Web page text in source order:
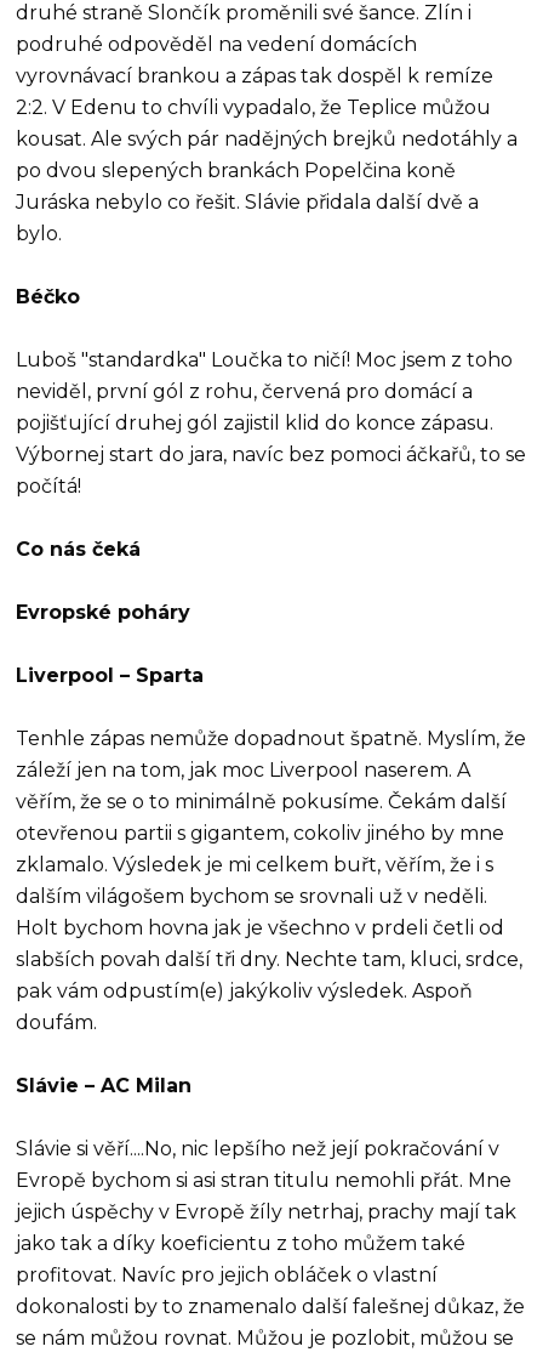
druhé straně Slončík proměnili své šance. Zlín i
podruhé odpověděl na vedení domácích
vyrovnávací brankou a zápas tak dospěl k remíze
2:2. V Edenu to chvíli vypadalo, že Teplice můžou
kousat. Ale svých pár nadějných brejků nedotáhly a
po dvou slepených brankách Popelčina koně
Juráska nebylo co řešit. Slávie přidala další dvě a
bylo.
Béčko
Luboš "standardka" Loučka to ničí! Moc jsem z toho
neviděl, první gól z rohu, červená pro domácí a
pojišťující druhej gól zajistil klid do konce zápasu.
Výbornej start do jara, navíc bez pomoci áčkařů, to se
počítá!
Co nás čeká
Evropské poháry
Liverpool – Sparta
Tenhle zápas nemůže dopadnout špatně. Myslím, že
záleží jen na tom, jak moc Liverpool naserem. A
věřím, že se o to minimálně pokusíme. Čekám další
otevřenou partii s gigantem, cokoliv jiného by mne
zklamalo. Výsledek je mi celkem buřt, věřím, že i s
dalším világošem bychom se srovnali už v neděli.
Holt bychom hovna jak je všechno v prdeli četli od
slabších povah další tři dny. Nechte tam, kluci, srdce,
pak vám odpustím(e) jakýkoliv výsledek. Aspoň
doufám.
Slávie – AC Milan
Slávie si věří....No, nic lepšího než její pokračování v
Evropě bychom si asi stran titulu nemohli přát. Mne
jejich úspěchy v Evropě žíly netrhaj, prachy mají tak
jako tak a díky koeficientu z toho můžem také
profitovat. Navíc pro jejich obláček o vlastní
dokonalosti by to znamenalo další falešnej důkaz, že
se nám můžou rovnat. Můžou je pozlobit, můžou se